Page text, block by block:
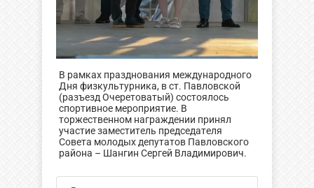
В рамках празднования международного
Дня физкультурника, в ст. Павловской
(разъезд Очеретоватый) состоялось
спортивное мероприятие. В
торжественном награждении принял
участие заместитель председателя
Совета молодых депутатов Павловского
района – Шангин Сергей Владимирович.